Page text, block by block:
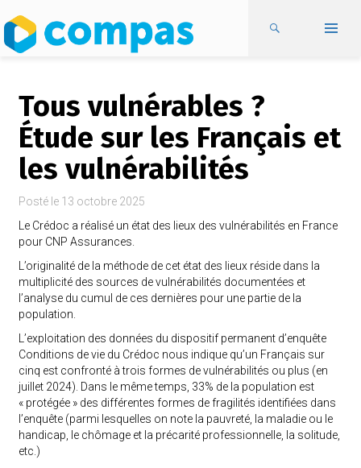
Tous vulnérables ?
Étude sur les Français et
les vulnérabilités
Posté le 13 octobre 2025
Le Crédoc a réalisé un état des lieux des vulnérabilités en France
pour CNP Assurances.
L’originalité de la méthode de cet état des lieux réside dans la
multiplicité des sources de vulnérabilités documentées et
l’analyse du cumul de ces dernières pour une partie de la
population.
L’exploitation des données du dispositif permanent d’enquête
Conditions de vie du Crédoc nous indique qu’un Français sur
cinq est confronté à trois formes de vulnérabilités ou plus (en
juillet 2024). Dans le même temps, 33% de la population est
« protégée » des différentes formes de fragilités identifiées dans
l’enquête (parmi lesquelles on note la pauvreté, la maladie ou le
handicap, le chômage et la précarité professionnelle, la solitude,
etc.)